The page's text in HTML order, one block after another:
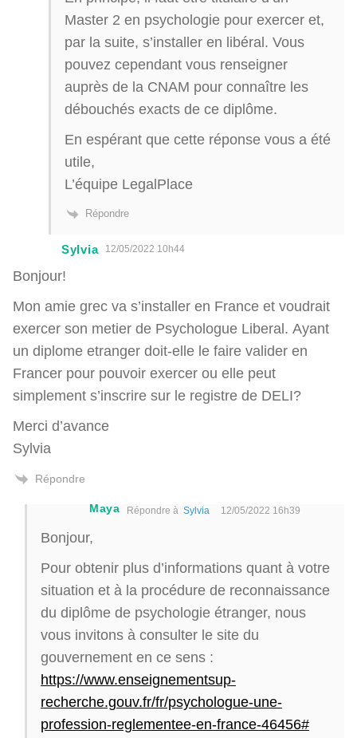
Master 2 en psychologie pour exercer et,
par la suite, s’installer en libéral. Vous
pouvez cependant vous renseigner
auprès de la CNAM pour connaître les
débouchés exacts de ce diplôme.
En espérant que cette réponse vous a été
utile,
L’équipe LegalPlace
Répondre
Sylvia 12/05/2022 10h44
Bonjour!
Mon amie grec va s’installer en France et voudrait
exercer son metier de Psychologue Liberal. Ayant
un diplome etranger doit-elle le faire valider en
Francer pour pouvoir exercer ou elle peut
simplement s’inscrire sur le registre de DELI?
Merci d’avance
Sylvia
Répondre
Maya Répondre à Sylvia 12/05/2022 16h39
Bonjour,
Pour obtenir plus d’informations quant à votre
situation et à la procédure de reconnaissance
du diplôme de psychologie étranger, nous
vous invitons à consulter le site du
gouvernement en ce sens :
https://www.enseignementsup-
recherche.gouv.fr/fr/psychologue-une-
profession-reglementee-en-france-46456#